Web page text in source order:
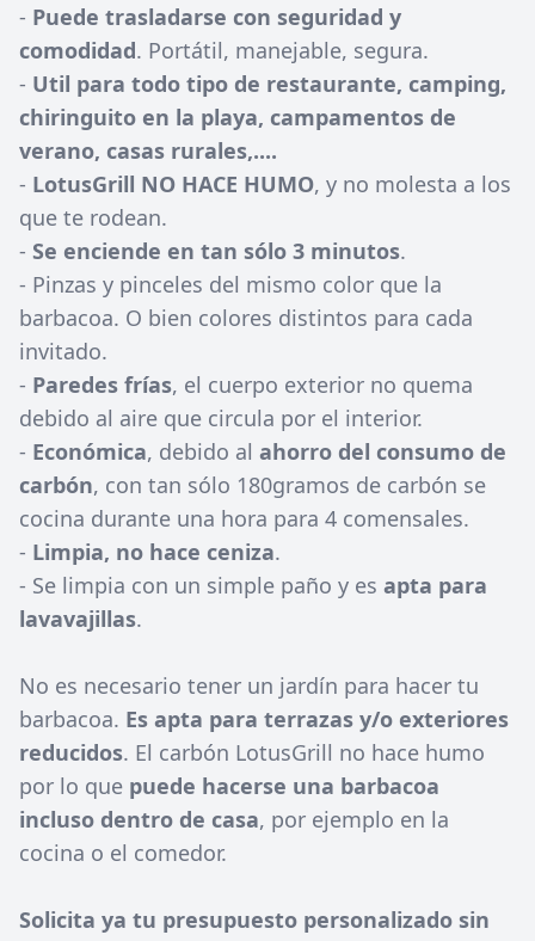
- Puede trasladarse con seguridad y
comodidad. Portátil, manejable, segura.
- Util para todo tipo de restaurante, camping,
chiringuito en la playa, campamentos de
verano, casas rurales,....
- LotusGrill NO HACE HUMO, y no molesta a los
que te rodean.
- Se enciende en tan sólo 3 minutos.
- Pinzas y pinceles del mismo color que la
barbacoa. O bien colores distintos para cada
invitado.
- Paredes frías, el cuerpo exterior no quema
debido al aire que circula por el interior.
- Económica, debido al ahorro del consumo de
carbón, con tan sólo 180gramos de carbón se
cocina durante una hora para 4 comensales.
- Limpia, no hace ceniza.
- Se limpia con un simple paño y es apta para
lavavajillas.
No es necesario tener un jardín para hacer tu
barbacoa. Es apta para terrazas y/o exteriores
reducidos. El carbón LotusGrill no hace humo
por lo que puede hacerse una barbacoa
incluso dentro de casa, por ejemplo en la
cocina o el comedor.
Solicita ya tu presupuesto personalizado sin